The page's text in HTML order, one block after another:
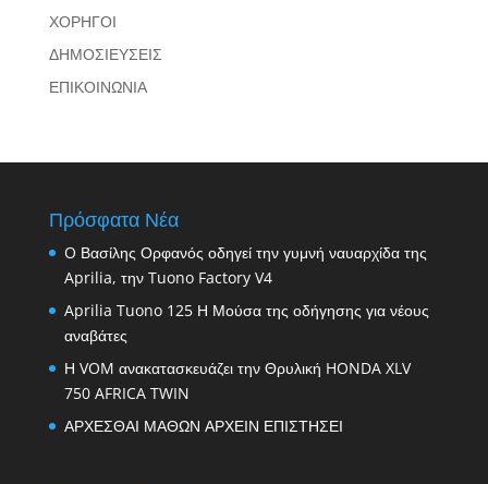
ΧΟΡΗΓΟΙ
ΔΗΜΟΣΙΕΥΣΕΙΣ
ΕΠΙΚΟΙΝΩΝΙΑ
Πρόσφατα Νέα
O Βασίλης Ορφανός οδηγεί την γυμνή ναυαρχίδα της
Aprilia, την Tuono Factory V4
Aprilia Tuono 125 Η Μούσα της οδήγησης για νέους
αναβάτες
Η VOM ανακατασκευάζει την Θρυλική HONDA XLV
750 AFRICA TWIN
ΑΡΧΕΣΘΑΙ ΜΑΘΩΝ ΑΡΧΕΙΝ ΕΠΙΣΤΗΣΕΙ